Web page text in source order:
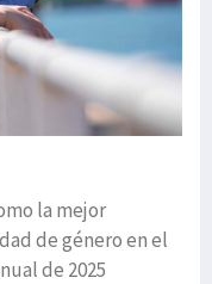
la mejor
de género en el
de 2025